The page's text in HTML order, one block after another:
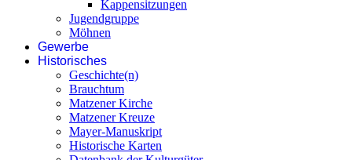
Kappensitzungen
Jugendgruppe
Möhnen
Gewerbe
Historisches
Geschichte(n)
Brauchtum
Matzener Kirche
Matzener Kreuze
Mayer-Manuskript
Historische Karten